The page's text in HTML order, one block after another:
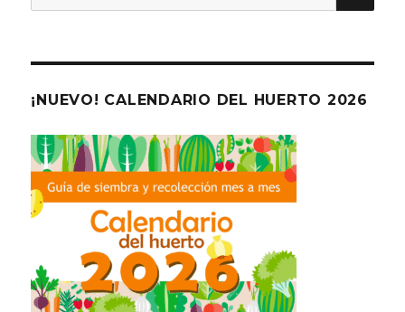
por:
¡NUEVO! CALENDARIO DEL HUERTO 2026